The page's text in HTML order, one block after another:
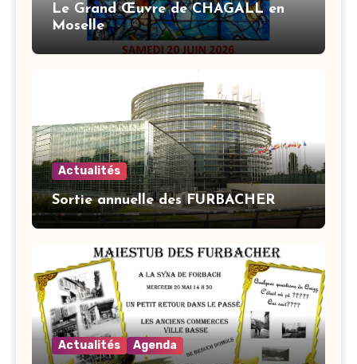
Le Grand Œuvre de CHAGALL en
Moselle
Actualités
Sortie annuelle des FURBACHER
Actualités Agenda